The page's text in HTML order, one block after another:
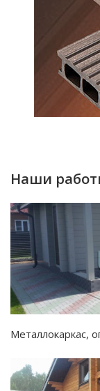
Наши
Металлокаркас,